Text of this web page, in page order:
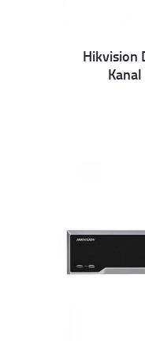
Details
Hikvision
Kanal